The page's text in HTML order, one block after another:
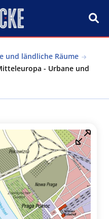
und ländliche Räume
- Urbane und